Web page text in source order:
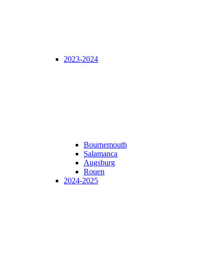
2023-2024
Bournemouth
Salamanca
Augsburg
Rouen
2024-2025